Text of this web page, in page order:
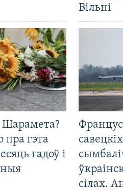
Вільні
Шарамета?
пра гэта
гадоў і
сілах.